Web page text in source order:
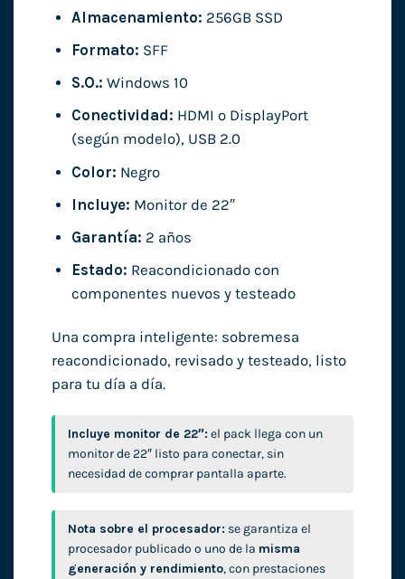
Almacenamiento: 256GB SSD
Formato: SFF
S.O.: Windows 10
Conectividad: HDMI o DisplayPort
(según modelo), USB 2.0
Color: Negro
Incluye: Monitor de 22″
Garantía: 2 años
Estado: Reacondicionado con
componentes nuevos y testeado
Una compra inteligente: sobremesa
reacondicionado, revisado y testeado, listo
para tu día a día.
Incluye monitor de 22″: el pack llega con un
monitor de 22″ listo para conectar, sin
necesidad de comprar pantalla aparte.
Nota sobre el procesador: se garantiza el
procesador publicado o uno de la misma
generación y rendimiento, con prestaciones